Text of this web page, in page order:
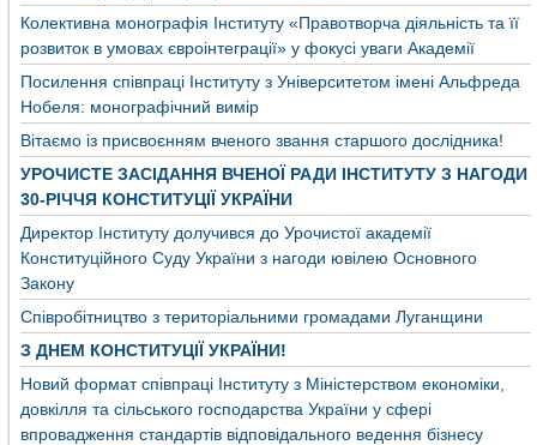
Колективна монографія Інституту «Правотворча діяльність та її
розвиток в умовах євроінтеграції» у фокусі уваги Академії
Посилення співпраці Інституту з Університетом імені Альфреда
Нобеля: монографічний вимір
Вітаємо із присвоєнням вченого звання старшого дослідника!
УРОЧИСТЕ ЗАСІДАННЯ ВЧЕНОЇ РАДИ ІНСТИТУТУ З НАГОДИ
30-РІЧЧЯ КОНСТИТУЦІЇ УКРАЇНИ
Директор Інституту долучився до Урочистої академії
Конституційного Суду України з нагоди ювілею Основного
Закону
Співробітництво з територіальними громадами Луганщини
З ДНЕМ КОНСТИТУЦІЇ УКРАЇНИ!
Новий формат співпраці Інституту з Міністерством економіки,
довкілля та сільського господарства України у сфері
впровадження стандартів відповідального ведення бізнесу